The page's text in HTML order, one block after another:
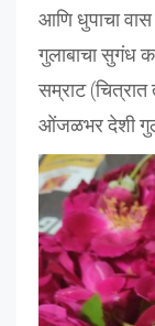
आणि धुपाचा वास
गुलाबाचा सुगंध
सम्राट
ओंजळभर देशी